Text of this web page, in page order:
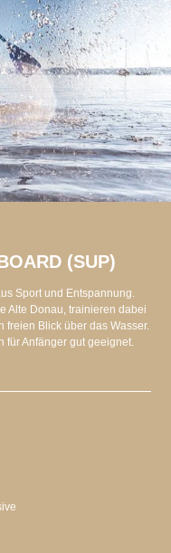
(SUP)
Sport und Entspannung.
Alte Donau, trainieren dabei
freien Blick über das Wasser.
für Anfänger gut geeignet.